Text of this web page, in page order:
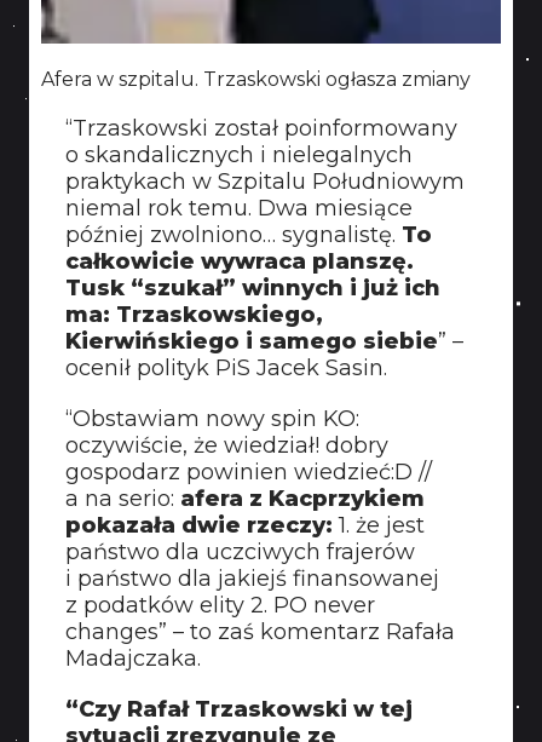
Afera w szpitalu. Trzaskowski ogłasza zmiany
“Trzaskowski został poinformowany
o skandalicznych i nielegalnych
praktykach w Szpitalu Południowym
niemal rok temu. Dwa miesiące
później zwolniono… sygnalistę. To
całkowicie wywraca planszę.
Tusk “szukał” winnych i już ich
ma: Trzaskowskiego,
Kierwińskiego i samego siebie” –
ocenił polityk PiS Jacek Sasin.
“Obstawiam nowy spin KO:
oczywiście, że wiedział! dobry
gospodarz powinien wiedzieć:D //
a na serio: afera z Kacprzykiem
pokazała dwie rzeczy: 1. że jest
państwo dla uczciwych frajerów
i państwo dla jakiejś finansowanej
z podatków elity 2. PO never
changes” – to zaś komentarz Rafała
Madajczaka.
“Czy Rafał Trzaskowski w tej
sytuacji zrezygnuje ze